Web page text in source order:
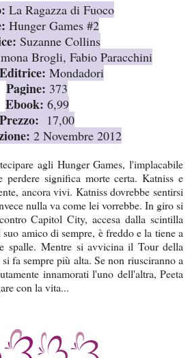
La Ragazza di Fuoco
Hunger Games #2
: Suzanne Collins
Brogli, Fabio Paracchini
Mondadori
Pagine: 373
Ebook: 6,99
Prezzo: 17,00
2 Novembre 2012
agli Hunger Games, l'implacabile
perdere significa morte certa. Katniss e
ancora vivi. Katniss dovrebbe sentirsi
nulla va come lei vorrebbe. In giro si
Capitol City, accesa dalla scintilla
amico di sempre, è freddo e la tiene a
spalle. Mentre si avvicina il Tour della
fa sempre più alta. Se non riusciranno a
innamorati l'uno dell'altra, Peeta
con la vita...